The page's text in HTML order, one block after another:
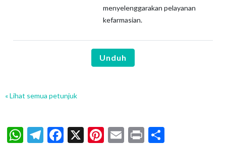
menyelenggarakan pelayanan
kefarmasian.
Unduh
« Lihat semua petunjuk
WhatsApp
Telegram
Facebook
X Pinterest
Email
Print